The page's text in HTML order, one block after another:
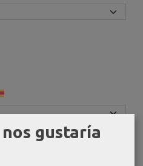
gustaría